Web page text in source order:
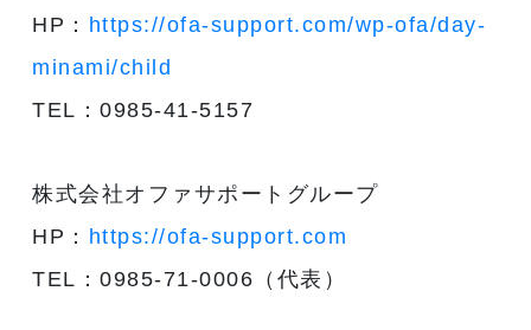
HP： https://ofa-support.com/wp-ofa/day-
minami/child
TEL：0985-41-5157
株式会社オファサポートグループ
HP： https://ofa-support.com
TEL：0985-71-0006（代表）